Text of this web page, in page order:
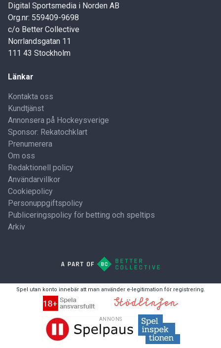
ANNONS
Digital Sportsmedia i Norden AB
Org.nr: 559409-9698
c/o Better Collective
Norrlandsgatan 11
111 43 Stockholm
Länkar
Kontakta oss
Kundtjänst
Annonsera på Hockeysverige
Sponsor: Rekatochklart
Prenumerera
Om oss
Redaktionell policy
Användarvillkor
Cookiepolicy
Personuppgiftspolicy
Publiceringspolicy för betting och speltips
Arkiv
Spel utan konto innebär att man använder e-legitimation för registrering.